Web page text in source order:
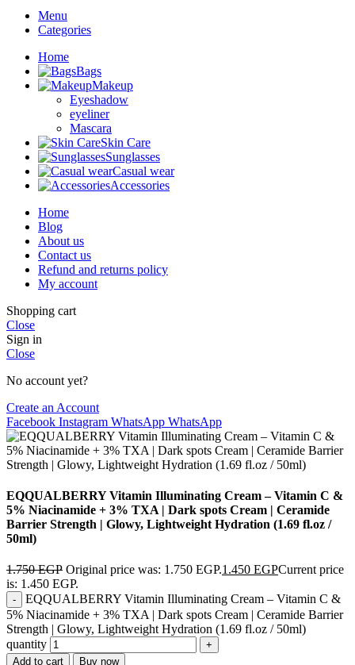
Menu
Categories
Home
Bags
Makeup
Eyeshadow
eyeliner
Mascara
Skin Care
Sunglasses
Casual wear
Accessories
Home
Blog
About us
Contact us
Refund and returns policy
My account
Shopping cart
Close
Sign in
Close
No account yet?
Create an Account
Facebook Instagram WhatsApp WhatsApp
EQQUALBERRY Vitamin Illuminating Cream – Vitamin C &
5% Niacinamide + 3% TXA | Dark spots Cream | Ceramide
Barrier Strength | Glowy, Lightweight Hydration (1.69 fl.oz /
50ml)
1.750EGP Original price was: 1.750 EGP.1.450 EGPCurrent price
is: 1.450 EGP.
EQQUALBERRY Vitamin Illuminating Cream – Vitamin C &
5% Niacinamide + 3% TXA | Dark spots Cream | Ceramide Barrier
Strength | Glowy, Lightweight Hydration (1.69 fl.oz / 50ml)
quantity
Add to cart Buy now